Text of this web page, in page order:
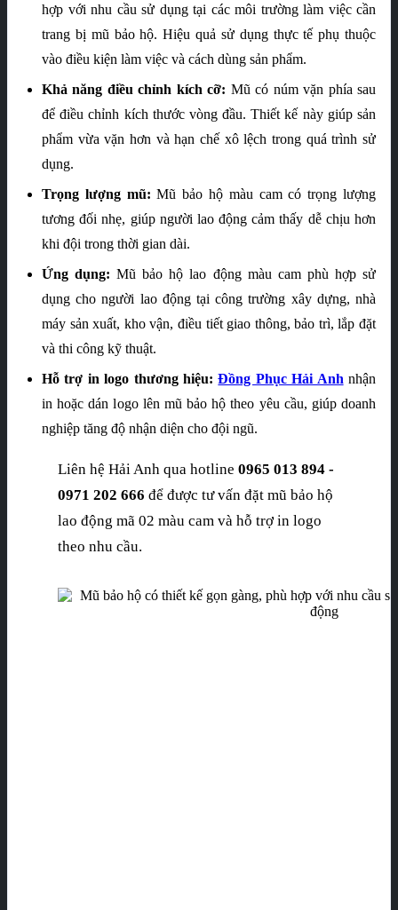
hợp với nhu cầu sử dụng tại các môi trường làm việc cần
trang bị mũ bảo hộ. Hiệu quả sử dụng thực tế phụ thuộc
vào điều kiện làm việc và cách dùng sản phẩm.
Khả năng điều chỉnh kích cỡ: Mũ có núm vặn phía sau
để điều chỉnh kích thước vòng đầu. Thiết kế này giúp sản
phẩm vừa vặn hơn và hạn chế xô lệch trong quá trình sử
dụng.
Trọng lượng mũ: Mũ bảo hộ màu cam có trọng lượng
tương đối nhẹ, giúp người lao động cảm thấy dễ chịu hơn
khi đội trong thời gian dài.
Ứng dụng: Mũ bảo hộ lao động màu cam phù hợp sử
dụng cho người lao động tại công trường xây dựng, nhà
máy sản xuất, kho vận, điều tiết giao thông, bảo trì, lắp đặt
và thi công kỹ thuật.
Hỗ trợ in logo thương hiệu:Đồng Phục Hải Anh nhận
in hoặc dán logo lên mũ bảo hộ theo yêu cầu, giúp doanh
nghiệp tăng độ nhận diện cho đội ngũ.
Liên hệ Hải Anh qua hotline 0965 013 894 -
0971 202 666 để được tư vấn đặt mũ bảo hộ
lao động mã 02 màu cam và hỗ trợ in logo
theo nhu cầu.